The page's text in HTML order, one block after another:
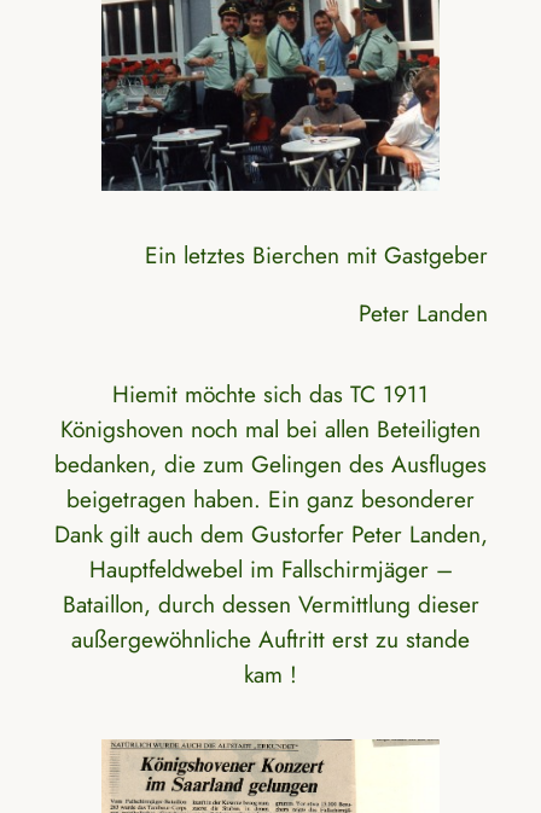
Ein letztes Bierchen mit Gastgeber
Peter Landen
Hiemit möchte sich das TC 1911
Königshoven noch mal bei allen Beteiligten
bedanken, die zum Gelingen des Ausfluges
beigetragen haben. Ein ganz besonderer
Dank gilt auch dem Gustorfer Peter Landen,
Hauptfeldwebel im Fallschirmjäger –
Bataillon, durch dessen Vermittlung dieser
außergewöhnliche Auftritt erst zu stande
kam !